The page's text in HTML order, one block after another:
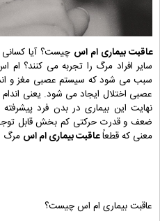
عاقبت بیماری ام اس چیست؟ آیا کسانی
سایر افراد مرگ را تجربه می کنند؟
سبب می شود که سیستم عصبی مغز و
عصبی اختلال ایجاد می شود. یعنی اندام
نهایت این بیماری در بدن فرد
ضعف و قدرت حرکتی کم بخش قابل
معنی که قطعاًعاقبت بیماری ام اس مرگ
عاقبت بیماری ام اس چیست؟